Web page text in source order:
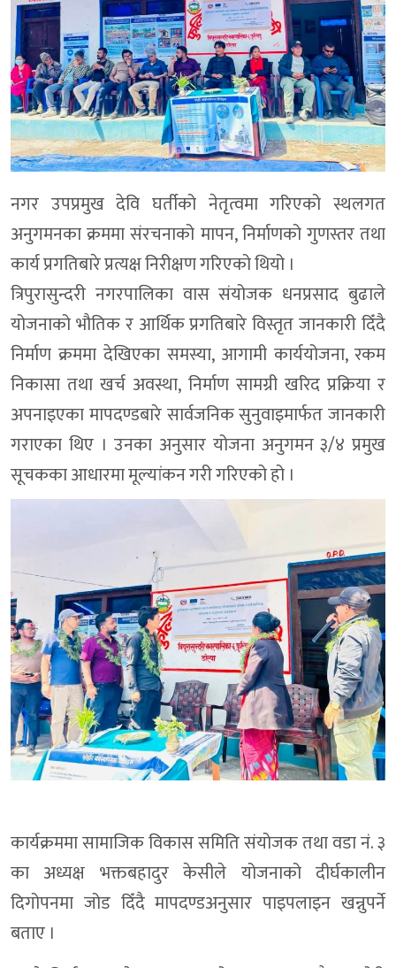
नगर उपप्रमुख देवि घर्तीको नेतृत्वमा गरिएको स्थलगत
अनुगमनका क्रममा संरचनाको मापन, निर्माणको गुणस्तर तथा
कार्य प्रगतिबारे प्रत्यक्ष निरीक्षण गरिएको थियो ।
त्रिपुरासुन्दरी नगरपालिका वास संयोजक धनप्रसाद बुढाले
योजनाको भौतिक र आर्थिक प्रगतिबारे विस्तृत जानकारी दिँदै
निर्माण क्रममा देखिएका समस्या, आगामी कार्ययोजना, रकम
निकासा तथा खर्च अवस्था, निर्माण सामग्री खरिद प्रक्रिया र
अपनाइएका मापदण्डबारे सार्वजनिक सुनुवाइमार्फत जानकारी
गराएका थिए । उनका अनुसार योजना अनुगमन ३/४ प्रमुख
सूचकका आधारमा मूल्यांकन गरी गरिएको हो ।
कार्यक्रममा सामाजिक विकास समिति संयोजक तथा वडा नं. ३
का अध्यक्ष भक्तबहादुर केसीले योजनाको दीर्घकालीन
दिगोपनमा जोड दिँदै मापदण्डअनुसार पाइपलाइन खन्नुपर्ने
बताए ।